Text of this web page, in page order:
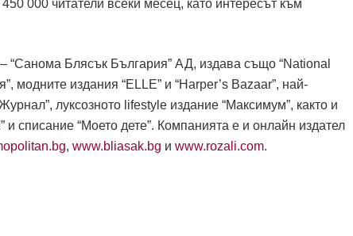
000 читатели всеки месец, като интересът към
“Санома Блясък България” АД, издава също “National
модните издания “ELLE” и “Harper’s Bazaar”, най-
луксозното lifestyle издание “Максимум”, както и
и списание “Моето дете”. Компанията е и онлайн издател
, www.bliasak.bg и www.rozali.com.